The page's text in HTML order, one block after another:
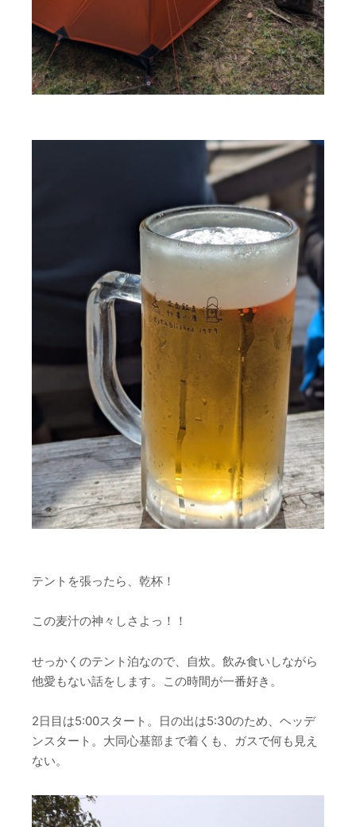
テントを張ったら、乾杯！
この麦汁の神々しさよっ！！
せっかくのテント泊なので、自炊。飲み食いしながら
他愛もない話をします。この時間が一番好き。
2日目は5:00スタート。日の出は5:30のため、ヘッデ
ンスタート。大同心基部まで着くも、ガスで何も見え
ない。